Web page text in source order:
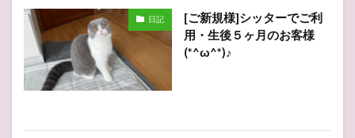
日記
[ご新規様]シッターでご利
用・生後５ヶ月のお客様
(*^ω^*)♪